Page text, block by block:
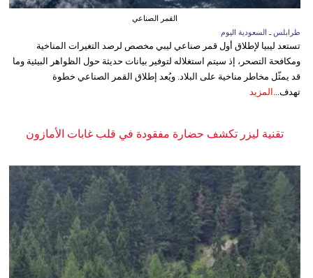
القمر الصناعي
طرابلس ـ السعودية اليوم
تستعد ليبيا لإطلاق أول قمر صناعي ليبي مخصص لرصد التغيرات المناخية
ومكافحة التصحر، إذ سيتم استغلاله لتوفير بيانات حديثة حول الظواهر البيئية وما
قد يمثّل مخاطر مناخية على البلاد. ويُعد إطلاق القمر الصناعي خطوة
تهدف...
المزيد
تقنية ليزر تكشف حضارة مفقودة في قلب غابات الأمازون